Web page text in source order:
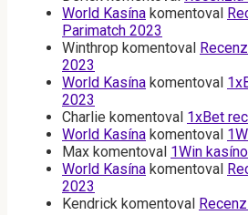
World Kasína komentoval
Parimatch 2023
Winthrop komentoval
2023
World Kasína komentoval
2023
Charlie komentoval 1xBet
World Kasína komentoval
Max komentoval 1Win kasíno
World Kasína komentoval
2023
Kendrick komentoval